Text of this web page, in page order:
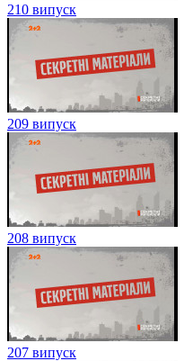
210 випуск
209 випуск
208 випуск
207 випуск